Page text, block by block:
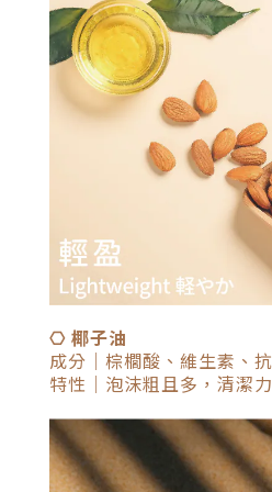
⎔ 椰子油
成分｜棕櫚酸、維生素、
特性｜泡沫粗且多，清潔